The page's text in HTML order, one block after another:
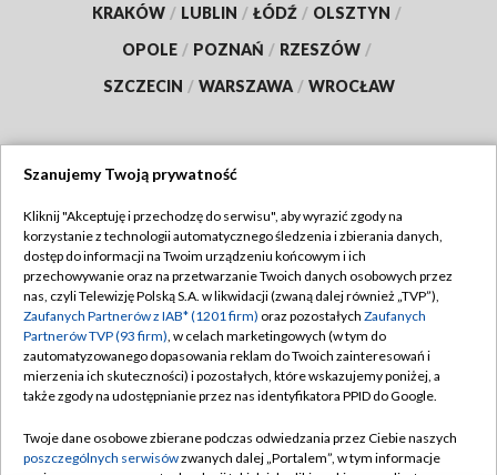
KRAKÓW / LUBLIN / ŁÓDŹ / OLSZTYN /
OPOLE / POZNAŃ / RZESZÓW /
SZCZECIN / WARSZAWA / WROCŁAW
TVP
Abonament TVP
Emisja w TVP
Centrum informacji TVP
Naziemna Telewizja Cyfrowa
Rada Programowa
Regulamin TVP
Polityka prywatności
Moje zgody
Pomoc
Kontakt
Szanujemy Twoją prywatność
Kliknij "Akceptuję i przechodzę do serwisu", aby wyrazić zgody na
korzystanie z technologii automatycznego śledzenia i zbierania danych,
dostęp do informacji na Twoim urządzeniu końcowym i ich
przechowywanie oraz na przetwarzanie Twoich danych osobowych przez
nas, czyli Telewizję Polską S.A. w likwidacji (zwaną dalej również „TVP”),
Zaufanych Partnerów z IAB* (1201 firm) oraz pozostałych Zaufanych
Partnerów TVP (93 firm), w celach marketingowych (w tym do
zautomatyzowanego dopasowania reklam do Twoich zainteresowań i
mierzenia ich skuteczności) i pozostałych, które wskazujemy poniżej, a
także zgody na udostępnianie przez nas identyfikatora PPID do Google.
Twoje dane osobowe zbierane podczas odwiedzania przez Ciebie naszych
poszczególnych serwisówzwanych dalej „Portalem”, w tym informacje